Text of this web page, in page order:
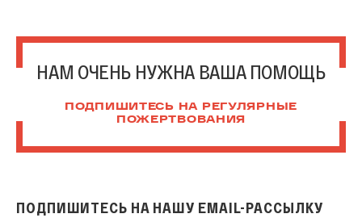
НАМ ОЧЕНЬ НУЖНА ВАША ПОМОЩЬ
ПОДПИШИТЕСЬ НА РЕГУЛЯРНЫЕ
ПОЖЕРТВОВАНИЯ
ПОДПИШИТЕСЬ НА НАШУ EMAIL-РАССЫЛКУ